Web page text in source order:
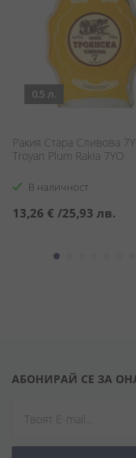
0.5 л.
Ракия Стара Сливова
Troyan Plum Rakia 7YO
В наличност
13,26 € /25,93 лв.
АБОНИРАЙ СЕ ЗА